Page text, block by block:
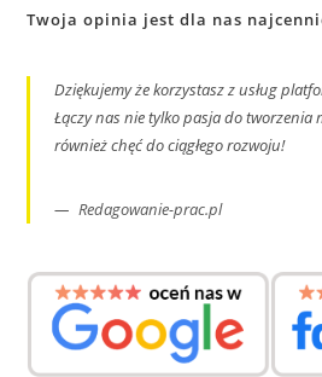
Twoja opinia jest dla nas
Dziękujemy że korzystasz z usług
Łączy nas nie tylko pasja do tworzenia
również chęć do ciągłego rozwoju!
Redagowanie-prac.pl